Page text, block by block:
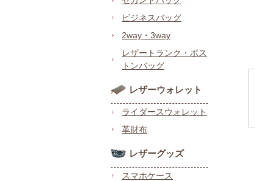
ビジネスバッグ
2way・3way
レザートランク・ボス
トンバッグ
レザーウォレット
ライダースウォレット
革財布
レザーグッズ
スマホケース